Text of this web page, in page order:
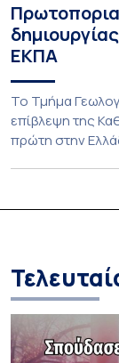
ΕΚΠΑ
Το Τμήμα
επίβλεψη της
πρώτη στην